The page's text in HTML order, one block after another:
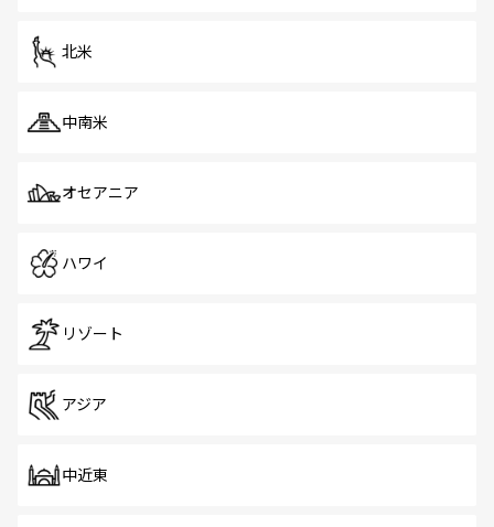
北米
中南米
オセアニア
ハワイ
リゾート
アジア
中近東